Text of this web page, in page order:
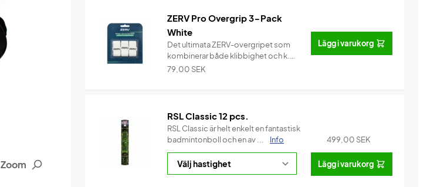
Zoom
ZERV Pro Overgrip 3-Pack
White
Det ultimata ZERV-overgripet som
kombinerar både klibbighet och k...
Info
79,00 SEK
Lägg i varukorg
RSL Classic 12 pcs.
RSL Classic är helt enkelt en fantastisk
badmintonboll och en av ...
Info 499,00 SEK
Lägg i varukorg